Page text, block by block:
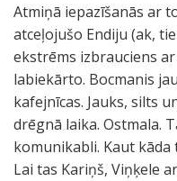
Atmiņā iepazīšanās ar
atceļojušo Endiju (ak,
ekstrēms izbrauciens
labiekārto. Bocmanis
kafejnīcas. Jauks, silts
drēgnā laika. Ostmala.
komunikabli. Kaut
Lai tas Kariņš, Viņķele